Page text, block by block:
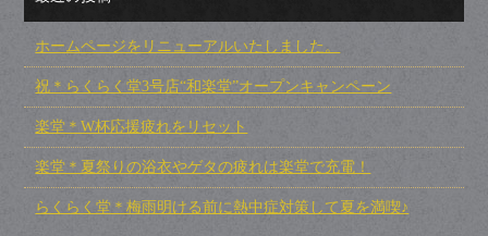
ホームページをリニューアルいたしました。
祝＊らくらく堂3号店“和楽堂”オープンキャンペーン
楽堂＊W杯応援疲れをリセット
楽堂＊夏祭りの浴衣やゲタの疲れは楽堂で充電！
らくらく堂＊梅雨明ける前に熱中症対策して夏を満喫♪